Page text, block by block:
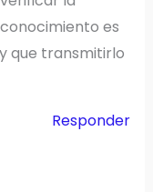
es
que transmitirlo
Responder